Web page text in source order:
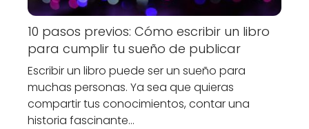
10 pasos previos: Cómo escribir un libro
para cumplir tu sueño de publicar
Escribir un libro puede ser un sueño para
muchas personas. Ya sea que quieras
compartir tus conocimientos, contar una
historia fascinante…